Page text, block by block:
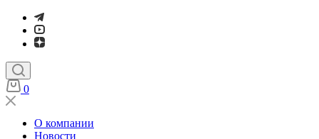
0
О компании
Новости